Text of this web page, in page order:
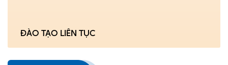
ĐÀO TẠO LIÊN TỤC